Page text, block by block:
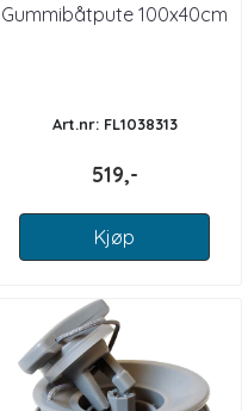
Gummibåtpute 100x40cm
Art.nr: FL1038313
519,-
Kjøp